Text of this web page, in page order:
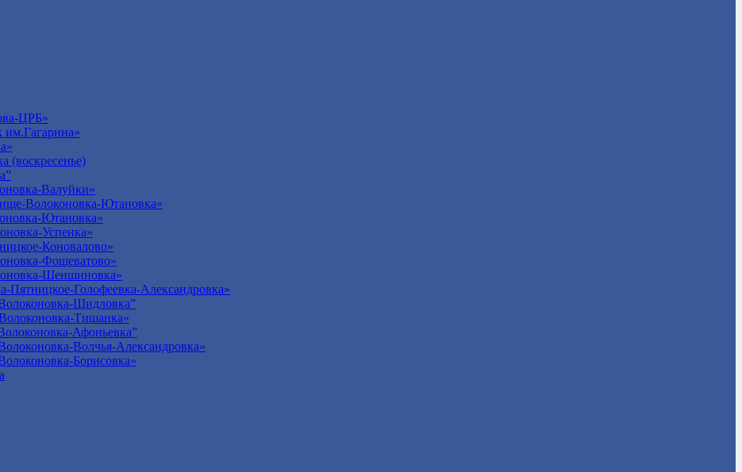
ЦРБ»
(воскресенье)
Валуйки»
Волоконовка-Ютановка»
Ютановка»
Успенка»
Коновалово»
Фощеватово»
Шеншиновка»
Голофеевка-Александровка»
Шидловка”
Тишанка»
Афоньевка”
Волчья-Александровка»
Борисовка»